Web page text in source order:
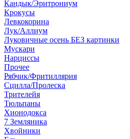
Кандык/Эритрониум
Крокусы
Левкокорина
Лук/Аллиум
Луковичные осень БЕЗ картинки
Мускари
Нарциссы
Прочее
Рябчик/Фритиллярия
Сцилла/Пролеска
Трителейя
Тюльпаны
Хионодокса
7 Земляника
Хвойники